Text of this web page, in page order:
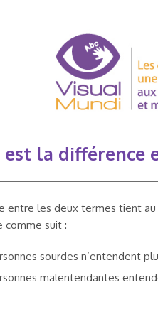
est la différence
entre les deux termes tient
comme suit :
sourdes n’entendent
malentendantes